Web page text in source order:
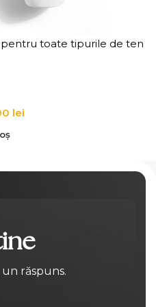
toate tipurile de ten
lei
răspuns.